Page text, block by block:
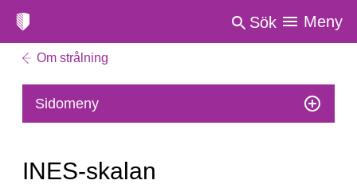
Sök Meny
Om strålning
Sidomeny
INES-skalan